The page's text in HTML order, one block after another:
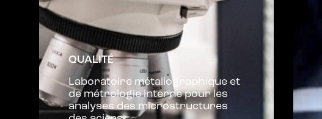
QUALITÉ
Laboratoire métallographique et
de métrologie interne pour les
analyses des microstructures